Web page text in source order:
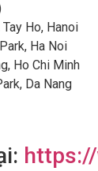
Ho, Hanoi
Ha Noi
Ho Chi Minh
Da Nang